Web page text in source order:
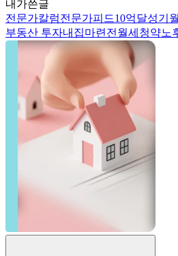
내가쓴글
전문가칼럼전문가피드10억달성기
부동산 투자내집마련 전월세 청약노